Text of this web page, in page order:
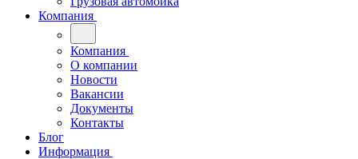
Компания
Компания
О компании
Новости
Вакансии
Документы
Контакты
Блог
Информация